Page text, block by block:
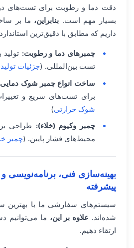
دقت دما و رطوبت برای تست‌های
بسیار مهم است. بنابراین، ما بر
داریم که مطابق با دقیق‌ترین
چمبرهای دما و رطوبت:
تست بین‌المللی. (جزئیات
ساخت انواع چمبر شوک
برای تست‌های سریع و
شوک حرارتی)
چمبر وکیوم (خلاء): طراحی
محیط‌های فشار پایین. (چمبر
بهینه‌سازی فنی، برنامه‌نویسی
پیشرفته
سیستم‌های سفارشی ما با بهترین
شده‌اند. علاوه بر این، ما می‌توانیم
ارتقاء دهیم.